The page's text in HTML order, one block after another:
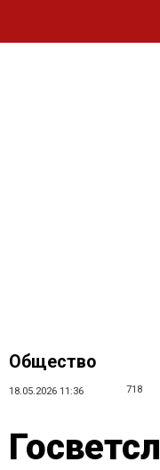
Общество
18.05.2026 11:36 718